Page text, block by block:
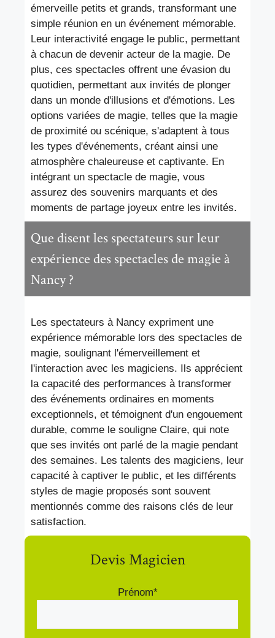
émerveille petits et grands, transformant une
simple réunion en un événement mémorable.
Leur interactivité engage le public, permettant
à chacun de devenir acteur de la magie. De
plus, ces spectacles offrent une évasion du
quotidien, permettant aux invités de plonger
dans un monde d'illusions et d'émotions. Les
options variées de magie, telles que la magie
de proximité ou scénique, s'adaptent à tous
les types d'événements, créant ainsi une
atmosphère chaleureuse et captivante. En
intégrant un spectacle de magie, vous
assurez des souvenirs marquants et des
moments de partage joyeux entre les invités.
Que disent les spectateurs sur leur
expérience des spectacles de magie à
Nancy ?
Les spectateurs à Nancy expriment une
expérience mémorable lors des spectacles de
magie, soulignant l'émerveillement et
l'interaction avec les magiciens. Ils apprécient
la capacité des performances à transformer
des événements ordinaires en moments
exceptionnels, et témoignent d'un engouement
durable, comme le souligne Claire, qui note
que ses invités ont parlé de la magie pendant
des semaines. Les talents des magiciens, leur
capacité à captiver le public, et les différents
styles de magie proposés sont souvent
mentionnés comme des raisons clés de leur
satisfaction.
Devis Magicien
Prénom*